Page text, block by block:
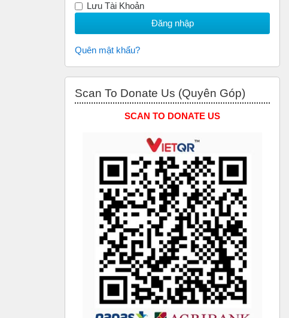
Lưu Tài Khoản
Quên mật khẩu?
Scan To Donate Us (Quyên Góp)
SCAN TO DONATE US